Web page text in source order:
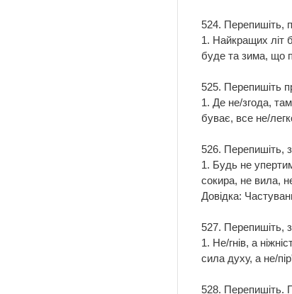
524. Перепишіть,
1. Найкращих літ
буде та зима, що
525. Перепишіть
1. Де не/згода,
буває, все не/
526. Перепишіть,
1. Будь не
сокира, не вила,
Довідка:
527. Перепишіть,
1. Не/гнів, а
сила духу, а не/
528. Перепишіть.